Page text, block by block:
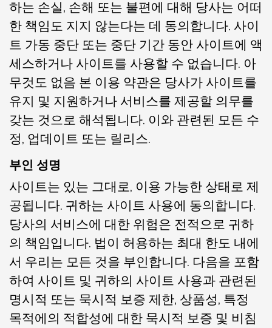
하는 손실, 손해 또는 불편에 대해 당사는 어떠
한 책임도 지지 않는다는 데 동의합니다. 사이
트 가동 중단 또는 중단 기간 동안 사이트에 액
세스하거나 사이트를 사용할 수 없습니다. 아
무것도 없음 본 이용 약관은 당사가 사이트를
유지 및 지원하거나 서비스를 제공할 의무를
갖는 것으로 해석됩니다. 이와 관련된 모든 수
정, 업데이트 또는 릴리스.
부인 성명
사이트는 있는 그대로, 이용 가능한 상태로 제
공됩니다. 귀하는 사이트 사용에 동의합니다.
당사의 서비스에 대한 위험은 전적으로 귀하
의 책임입니다. 법이 허용하는 최대 한도 내에
서 우리는 모든 것을 부인합니다. 다음을 포함
하여 사이트 및 귀하의 사이트 사용과 관련된
명시적 또는 묵시적 보증 제한, 상품성, 특정
목적에의 적합성에 대한 묵시적 보증 및 비침